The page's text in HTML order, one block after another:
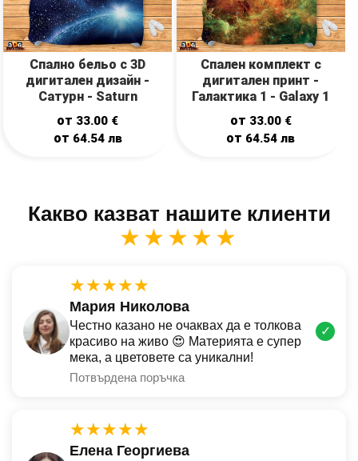
Спално бельо с 3D
дигитален дизайн -
Сатурн - Saturn
от 33.00 €
от 64.54 лв
Спален комплект с
дигитален принт -
Галактика 1 - Galaxy 1
от 33.00 €
от 64.54лв
Какво казват нашите клиенти
★★★★★
★★★★★
Мария Николова
Честно казано не очаквах да е толкова
красиво на живо 😍 Материята е супер
мека, а цветовете са уникални!
Потвърдена поръчка
✓
★★★★★
Елена Георгиева